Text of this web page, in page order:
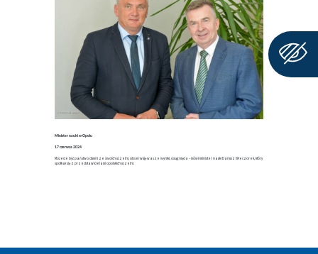
Minister nauki w Opolu
17 czerwca 2024
Możecie być państwo dumni ze swoich uczelni, obserwuję wasze wyniki, osiągnięcia – mówił minister nauki Dariusz Wieczorek, który
spotkał się z przedstawicielami opolskich uczelni.